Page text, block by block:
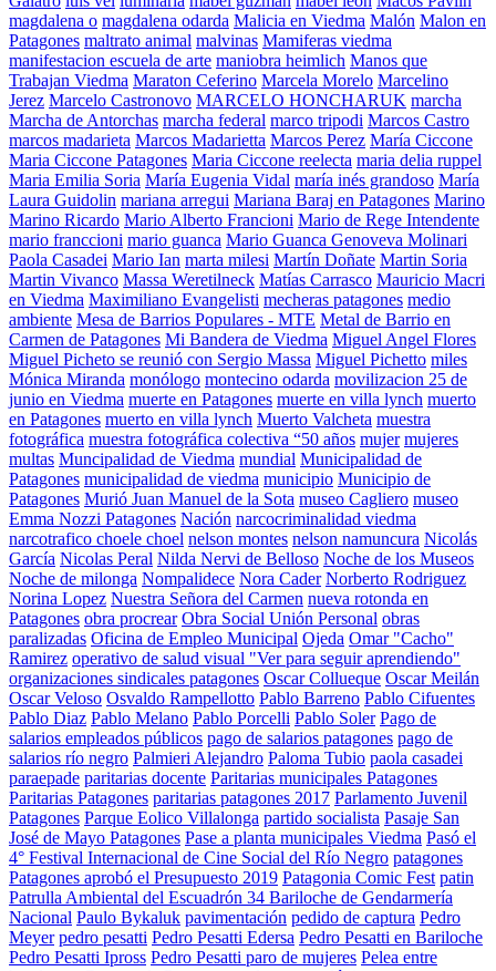
magdalena o magdalena odarda Malicia en Viedma Malón Malon en
Patagones maltrato animal malvinas Mamiferas viedma
manifestacion escuela de arte maniobra heimlich Manos que
Trabajan Viedma Maraton Ceferino Marcela Morelo Marcelino
Jerez Marcelo Castronovo MARCELO HONCHARUK marcha
Marcha de Antorchas marcha federal marco tripodi Marcos Castro
marcos madarieta Marcos Madarietta Marcos Perez María Ciccone
Maria Ciccone Patagones Maria Ciccone reelecta maria delia ruppel
Maria Emilia Soria María Eugenia Vidal maría inés grandoso María
Laura Guidolin mariana arregui Mariana Baraj en Patagones Marino
Marino Ricardo Mario Alberto Francioni Mario de Rege Intendente
mario franccioni mario guanca Mario Guanca Genoveva Molinari
Paola Casadei Mario Ian marta milesi Martín Doñate Martin Soria
Martin Vivanco Massa Weretilneck Matías Carrasco Mauricio Macri
en Viedma Maximiliano Evangelisti mecheras patagones medio
ambiente Mesa de Barrios Populares - MTE Metal de Barrio en
Carmen de Patagones Mi Bandera de Viedma Miguel Angel Flores
Miguel Picheto se reunió con Sergio Massa Miguel Pichetto miles
Mónica Miranda monólogo montecino odarda movilizacion 25 de
junio en Viedma muerte en Patagones muerte en villa lynch muerto
en Patagones muerto en villa lynch Muerto Valcheta muestra
fotográfica muestra fotográfica colectiva “50 años mujer mujeres
multas Muncipalidad de Viedma mundial Municipalidad de
Patagones municipalidad de viedma municipio Municipio de
Patagones Murió Juan Manuel de la Sota museo Cagliero museo
Emma Nozzi Patagones Nación narcocriminalidad viedma
narcotrafico choele choel nelson montes nelson namuncura Nicolás
García Nicolas Peral Nilda Nervi de Belloso Noche de los Museos
Noche de milonga Nompalidece Nora Cader Norberto Rodriguez
Norina Lopez Nuestra Señora del Carmen nueva rotonda en
Patagones obra procrear Obra Social Unión Personal obras
paralizadas Oficina de Empleo Municipal Ojeda Omar "Cacho"
Ramirez operativo de salud visual "Ver para seguir aprendiendo"
organizaciones sindicales patagones Oscar Collueque Oscar Meilán
Oscar Veloso Osvaldo Rampellotto Pablo Barreno Pablo Cifuentes
Pablo Diaz Pablo Melano Pablo Porcelli Pablo Soler Pago de
salarios empleados públicos pago de salarios patagones pago de
salarios río negro Palmieri Alejandro Paloma Tubio paola casadei
paraepade paritarias docente Paritarias municipales Patagones
Paritarias Patagones paritarias patagones 2017 Parlamento Juvenil
Patagones Parque Eolico Villalonga partido socialista Pasaje San
José de Mayo Patagones Pase a planta municipales Viedma Pasó el
4° Festival Internacional de Cine Social del Río Negro patagones
Patagones aprobó el Presupuesto 2019 Patagonia Comic Fest patin
Patrulla Ambiental del Escuadrón 34 Bariloche de Gendarmería
Nacional Paulo Bykaluk pavimentación pedido de captura Pedro
Meyer pedro pesatti Pedro Pesatti Edersa Pedro Pesatti en Bariloche
Pedro Pesatti Ipross Pedro Pesatti paro de mujeres Pelea entre